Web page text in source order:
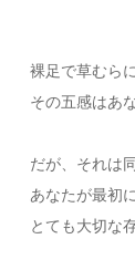
裸足で草むら
その五感はあ
だが、それは
あなたが最初
とても大切な